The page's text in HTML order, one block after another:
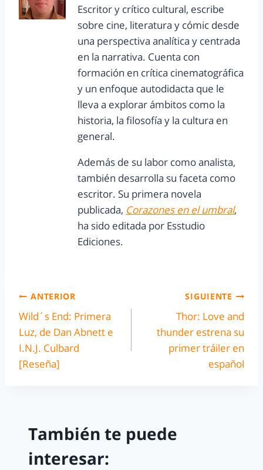
Escritor y crítico cultural, escribe
sobre cine, literatura y cómic desde
una perspectiva analítica y centrada
en la narrativa. Cuenta con
formación en crítica cinematográfica
y un enfoque autodidacta que le
lleva a explorar ámbitos como la
historia, la filosofía y la cultura en
general.
Además de su labor como analista,
también desarrolla su faceta como
escritor. Su primera novela
publicada, Corazones en el umbral,
ha sido editada por Esstudio
Ediciones.
ANTERIOR
Wild´s End: Primera
Luz, de Dan Abnett e
I.N.J. Culbard
[Reseña]
SIGUIENTE
Thor: Love and
thunder estrena su
primer tráiler en
español
También te puede
interesar: